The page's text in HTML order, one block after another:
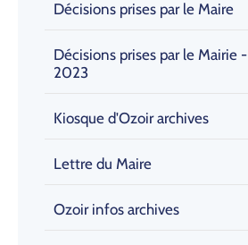
Décisions prises par le Maire
Décisions prises par le Mairie -
2023
Kiosque d'Ozoir archives
Lettre du Maire
Ozoir infos archives